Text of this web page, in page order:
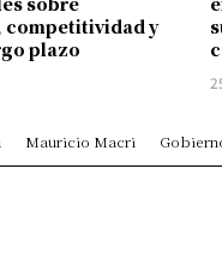
competitividad y
plazo
Mauricio Macri